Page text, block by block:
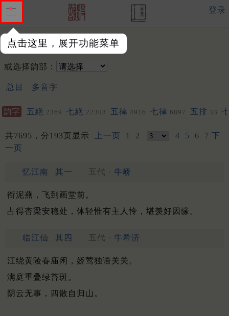
点击这里，展开功能菜单
登录
韵字：
或选择韵部：
总目 多音字
韵字 五絶 2369 七絶 22308 五律 4916 七律 6897 五排 33
共7695，分193页显示 上一页 1 2 4 5 6 7 下
一页
忆江南 其一 五代 · 牛峤
衔泥燕，飞到画堂前。
占得杏梁安稳处，体轻惟有主人怜，堪羡好因缘。
临江仙 其四 五代 · 牛希济
江绕黄陵春庙闲，娇莺独语关关。
满庭重叠绿苔斑。
阴云无事，四散自归山。